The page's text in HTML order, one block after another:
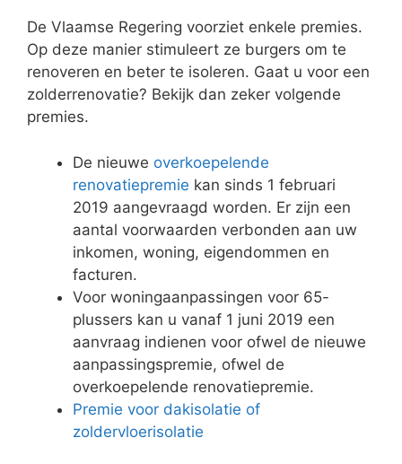
De Vlaamse Regering voorziet enkele premies.
Op deze manier stimuleert ze burgers om te
renoveren en beter te isoleren. Gaat u voor een
zolderrenovatie? Bekijk dan zeker volgende
premies.
De nieuwe overkoepelende
renovatiepremie kan sinds 1 februari
2019 aangevraagd worden. Er zijn een
aantal voorwaarden verbonden aan uw
inkomen, woning, eigendommen en
facturen.
Voor woningaanpassingen voor 65-
plussers kan u vanaf 1 juni 2019 een
aanvraag indienen voor ofwel de nieuwe
aanpassingspremie, ofwel de
overkoepelende renovatiepremie.
Premie voor dakisolatie of
zoldervloerisolatie